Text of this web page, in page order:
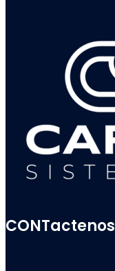
CONTactenos